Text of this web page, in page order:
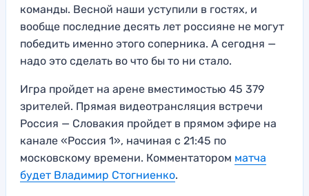
команды. Весной наши уступили в гостях, и
вообще последние десять лет россияне не могут
победить именно этого соперника. А сегодня —
надо это сделать во что бы то ни стало.
Игра пройдет на арене вместимостью 45 379
зрителей. Прямая видеотрансляция встречи
Россия — Словакия пройдет в прямом эфире на
канале «Россия 1», начиная с 21:45 по
московскому времени. Комментатором матча
будет Владимир Стогниенко.